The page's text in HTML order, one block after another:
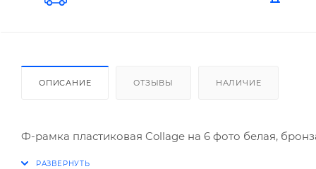
ОПИСАНИЕ ОТЗЫВЫ НАЛИЧИЕ
Ф-рамка пластиковая Collage на 6 фото белая,